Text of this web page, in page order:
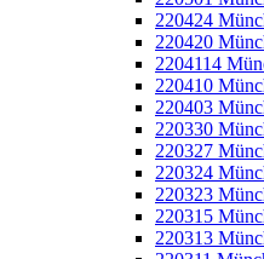
220424
220420
2204114
220410
220403
220330
220327
220324
220323
220315
220313